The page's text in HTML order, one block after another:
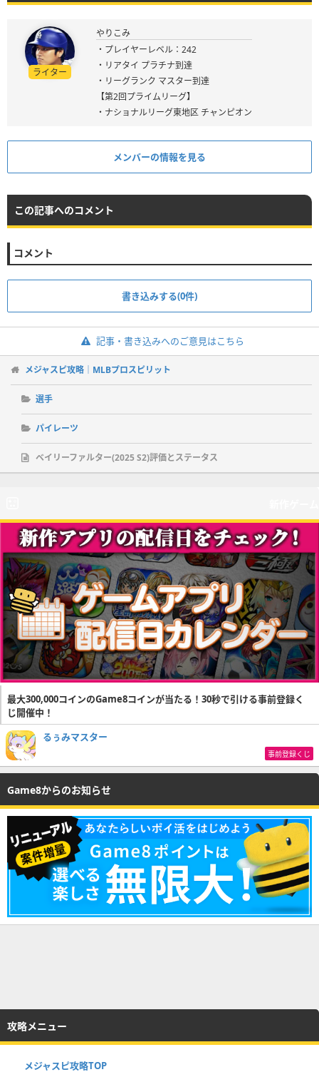
ライター
やりこみ
・プレイヤーレベル：242
・リアタイ プラチナ到達
・リーグランク マスター到達
【第2回プライムリーグ】
・ナショナルリーグ東地区 チャンピオン
メンバーの情報を見る
この記事へのコメント
コメント
書き込みする(0件)
記事・書き込みへのご意見はこちら
メジャスピ攻略｜MLBプロスピリット
選手
パイレーツ
ベイリーファルター(2025 S2)評価とステータス
最大300,000コインのGame8コインが当たる！30秒で引ける事前登録く
じ開催中！
るぅみマスター
事前登録くじ
Game8からのお知らせ
攻略メニュー
メジャスピ攻略TOP